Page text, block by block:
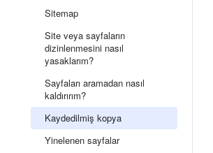
Sitemap
Site veya sayfaların
dizinlenmesini nasıl
yasaklarım?
Sayfaları aramadan nasıl
kaldırırım?
Kaydedilmiş kopya
Yinelenen sayfalar